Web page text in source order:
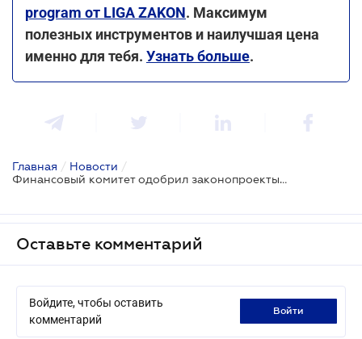
program от LIGA ZAKON. Максимум
полезных инструментов и наилучшая цена
именно для тебя. Узнать больше.
Главная / Новости /
Финансовый комитет одобрил законопроекты о кредитной истории и о факторинге
Оставьте комментарий
Войдите, чтобы оставить
комментарий
войти